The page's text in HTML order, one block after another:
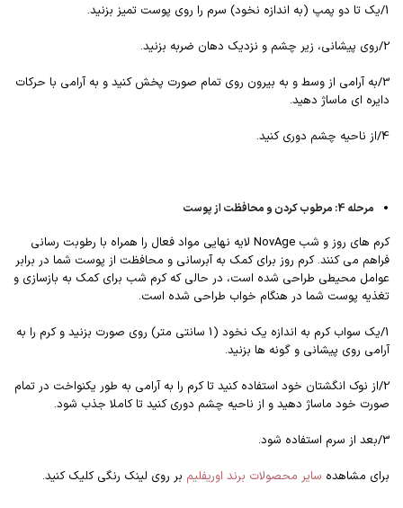
1/یک تا دو پمپ (به اندازه نخود) سرم را روی پوست تمیز بزنید.
2/روی پیشانی، زیر چشم و نزدیک دهان ضربه بزنید.
3/به آرامی از وسط و به بیرون روی تمام صورت پخش کنید و به آرامی با حرکات
دایره ای ماساژ دهید.
4/از ناحیه چشم دوری کنید.
مرحله 4: مرطوب کردن و محافظت از پوست
کرم های روز و شب NovAge لایه نهایی مواد فعال را همراه با رطوبت رسانی
فراهم می کنند. کرم روز برای کمک به آبرسانی و محافظت از پوست شما در برابر
عوامل محیطی طراحی شده است، در حالی که کرم شب برای کمک به بازسازی و
تغذیه پوست شما در هنگام خواب طراحی شده است.
1/یک سواب کرم به اندازه یک نخود (1 سانتی متر) روی صورت بزنید و کرم را به
آرامی روی پیشانی و گونه ها بزنید.
2/از نوک انگشتان خود استفاده کنید تا کرم را به آرامی به طور یکنواخت در تمام
صورت خود ماساژ دهید و از ناحیه چشم دوری کنید تا کاملا جذب شود.
3/بعد از سرم استفاده شود.
برای مشاهده سایر محصولات برند اوریفلیم بر روی لینک رنگی کلیک کنید.